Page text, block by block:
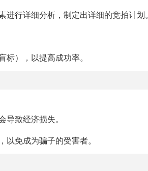
行详细分析，制定出详细的竞拍计划。
），以提高成功率。
致经济损失。
免成为骗子的受害者。